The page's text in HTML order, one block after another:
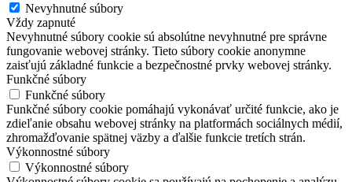
Nevyhnutné súbory
Vždy zapnuté
Nevyhnutné súbory cookie sú absolútne nevyhnutné pre správne
fungovanie webovej stránky. Tieto súbory cookie anonymne
zaisťujú základné funkcie a bezpečnostné prvky webovej stránky.
Funkčné súbory
Funkčné súbory
Funkčné súbory cookie pomáhajú vykonávať určité funkcie, ako je
zdieľanie obsahu webovej stránky na platformách sociálnych médií,
zhromažďovanie spätnej väzby a ďalšie funkcie tretích strán.
Výkonnostné súbory
Výkonnostné súbory